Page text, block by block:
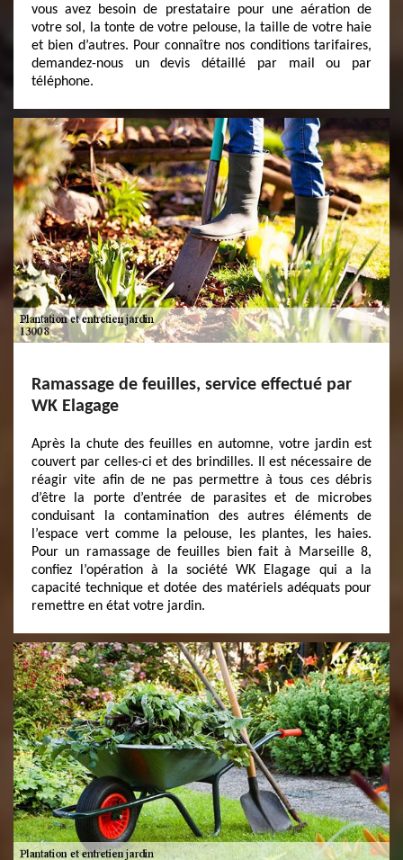
vous avez besoin de prestataire pour une aération de
votre sol, la tonte de votre pelouse, la taille de votre haie
et bien d’autres. Pour connaître nos conditions tarifaires,
demandez-nous un devis détaillé par mail ou par
téléphone.
Ramassage de feuilles, service effectué par
WK Elagage
Après la chute des feuilles en automne, votre jardin est
couvert par celles-ci et des brindilles. Il est nécessaire de
réagir vite afin de ne pas permettre à tous ces débris
d’être la porte d’entrée de parasites et de microbes
conduisant la contamination des autres éléments de
l’espace vert comme la pelouse, les plantes, les haies.
Pour un ramassage de feuilles bien fait à Marseille 8,
confiez l’opération à la société WK Elagage qui a la
capacité technique et dotée des matériels adéquats pour
remettre en état votre jardin.